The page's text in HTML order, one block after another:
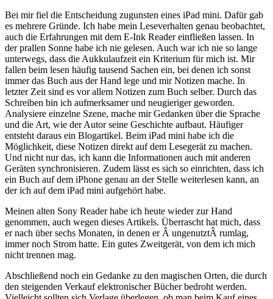
Bei mir fiel die Entscheidung zugunsten eines iPad mini. Dafür gab
es mehrere Gründe. Ich habe mein Leseverhalten genau beobachtet,
auch die Erfahrungen mit dem E-Ink Reader einfließen lassen. In
der prallen Sonne habe ich nie gelesen. Auch war ich nie so lange
unterwegs, dass die Aukkulaufzeit ein Kriterium für mich ist. Mir
fallen beim lesen häufig tausend Sachen ein, bei denen ich sonst
immer das Buch aus der Hand lege und mir Notizen mache. In
letzter Zeit sind es vor allem Notizen zum Buch selber. Durch das
Schreiben bin ich aufmerksamer und neugieriger geworden.
Analysiere einzelne Szene, mache mir Gedanken über die Sprache
und die Art, wie der Autor seine Geschichte aufbaut. Häufiger
entsteht daraus ein Blogartikel. Beim iPad mini habe ich die
Möglichkeit, diese Notizen direkt auf dem Lesegerät zu machen.
Und nicht nur das, ich kann die Informationen auch mit anderen
Geräten synchronisieren. Zudem lässt es sich so einrichten, dass ich
ein Buch auf dem iPhone genau an der Stelle weiterlesen kann, an
der ich auf dem iPad mini aufgehört habe.
Meinen alten Sony Reader habe ich heute wieder zur Hand
genommen, auch wegen dieses Artikels. Überrascht hat mich, dass
er nach über sechs Monaten, in denen er Â ungenutztÂ rumlag,
immer noch Strom hatte. Ein gutes Zweitgerät, von dem ich mich
nicht trennen mag.
Abschließend noch ein Gedanke zu den magischen Orten, die durch
den steigenden Verkauf elektronischer Bücher bedroht werden.